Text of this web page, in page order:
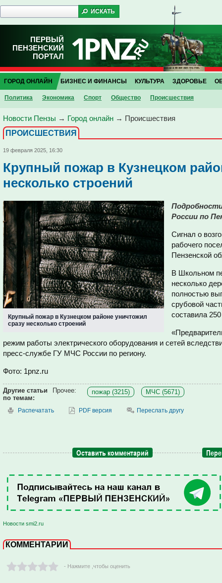
ПЕРВЫЙ
ПЕНЗЕНСКИЙ
ПОРТАЛ
ГОРОД ОНЛАЙН
Политика Экономика Спорт Общество Проиcшествия
БИЗНЕС И ФИНАНСЫ КУЛЬТУРА ЗДОРОВЬЕ
Новости Пензы → Город онлайн → Проиcшествия
ПРОИCШЕСТВИЯ
19 февраля 2025, 16:30
Крупный пожар в Кузнецком
несколько строений
Крупный пожар в Кузнецком районе уничтожил
сразу несколько строений
России по
Сигнал о
рабочего
Пензенской
В Школьном
несколько
полностью
срубовой
составила
режим работы электрического оборудования и сетей
пресс-службе ГУ МЧС России по региону.
Фото: 1pnz.ru
Другие статьи
по темам:
Прочее: пожар (3215) МЧС (5671)
Распечатать PDF версия Переслать другу
Оставить комментарий
Новости smi2.ru
КОММЕНТАРИИ
- Нажмите ,чтобы оценить